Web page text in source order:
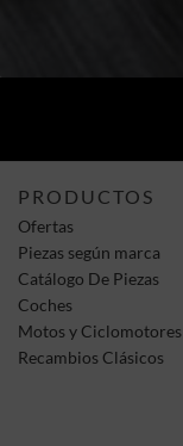
PRODUCTOS
Ofertas
Piezas según marca
Catálogo De Piezas
Coches
Motos y Ciclomotores
Recambios Clásicos